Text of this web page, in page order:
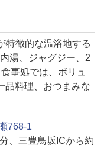
徴的な温浴地する
湯、ジャグジー、2
事処では、ボリュ
品料理、おつまみな
768-1
、三豊鳥坂ICから約